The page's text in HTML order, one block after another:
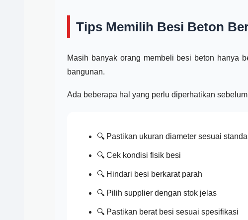
Tips Memilih Besi Beton
Masih banyak orang membeli besi beton hanya
bangunan.
Ada beberapa hal yang perlu diperhatikan
🔍 Pastikan ukuran diameter sesuai
🔍 Cek kondisi fisik besi
🔍 Hindari besi berkarat parah
🔍 Pilih supplier dengan stok jelas
🔍 Pastikan berat besi sesuai spesifikasi